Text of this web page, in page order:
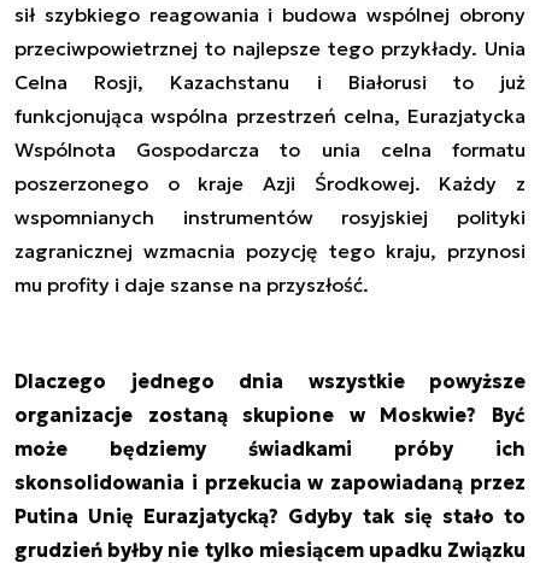
sił szybkiego reagowania i budowa wspólnej obrony
przeciwpowietrznej to najlepsze tego przykłady. Unia
Celna Rosji, Kazachstanu i Białorusi to już
funkcjonująca wspólna przestrzeń celna, Eurazjatycka
Wspólnota Gospodarcza to unia celna formatu
poszerzonego o kraje Azji Środkowej. Każdy z
wspomnianych instrumentów rosyjskiej polityki
zagranicznej wzmacnia pozycję tego kraju, przynosi
mu profity i daje szanse na przyszłość.
Dlaczego jednego dnia wszystkie powyższe
organizacje zostaną skupione w Moskwie? Być
może będziemy świadkami próby ich
skonsolidowania i przekucia w zapowiadaną przez
Putina Unię Eurazjatycką? Gdyby tak się stało to
grudzień byłby nie tylko miesiącem upadku Związku